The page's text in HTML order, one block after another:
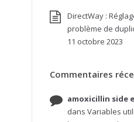
DirectWay :
problème de
11 octobre 2023
Commentaires
amoxicillin side
dans Variables